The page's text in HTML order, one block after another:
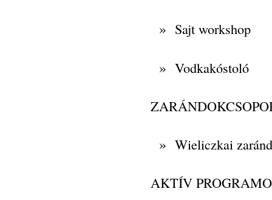
» Sajt workshop
» Vodkakóstoló
» Wieliczkai
AKTÍV